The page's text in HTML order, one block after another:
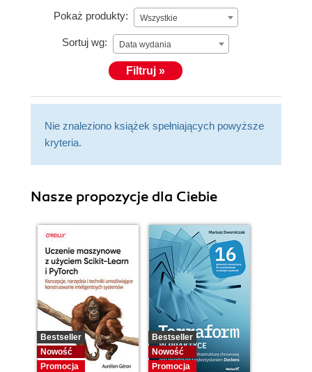
Pokaż produkty: Wszystkie
Sortuj wg: Data wydania
Filtruj »
Nie znaleziono książek spełniających powyższe
kryteria.
Nasze propozycje dla Ciebie
Bestseller
Nowość
Promocja
Bestseller
Nowość
Promocja